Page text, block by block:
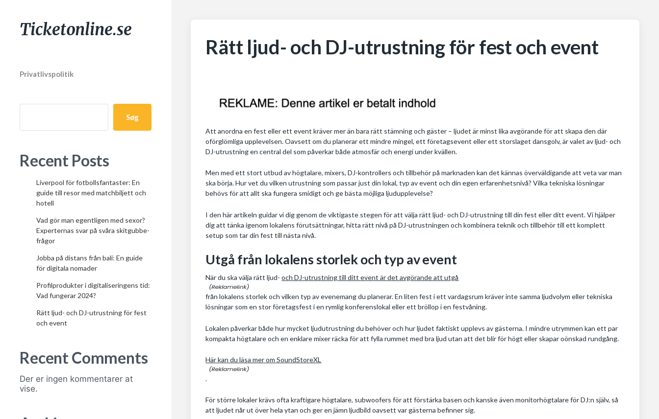
Ticketonline.se
Privatlivspolitik
Søg
Recent Posts
Liverpool för fotbollsfantaster: En
guide till resor med matchbiljett och
hotell
Vad gör man egentligen med sexor?
Experternas svar på svåra skitgubbe-
frågor
Jobba på distans från bali: En guide
för digitala nomader
Profilprodukter i digitaliseringens tid:
Vad fungerar 2024?
Rätt ljud- och DJ-utrustning för fest
och event
Recent Comments
Der er ingen kommentarer at
vise.
Rätt ljud- och DJ-utrustning för fest och event
Att anordna en fest eller ett event kräver mer än bara rätt stämning och gäster – ljudet är minst lika avgörande för att skapa den där
oförglömliga upplevelsen. Oavsett om du planerar ett mindre mingel, ett företagsevent eller ett storslaget dansgolv, är valet av ljud- och
DJ-utrustning en central del som påverkar både atmosfär och energi under kvällen.
Men med ett stort utbud av högtalare, mixers, DJ-kontrollers och tillbehör på marknaden kan det kännas överväldigande att veta var man
ska börja. Hur vet du vilken utrustning som passar just din lokal, typ av event och din egen erfarenhetsnivå? Vilka tekniska lösningar
behövs för att allt ska fungera smidigt och ge bästa möjliga ljudupplevelse?
I den här artikeln guidar vi dig genom de viktigaste stegen för att välja rätt ljud- och DJ-utrustning till din fest eller ditt event. Vi hjälper
dig att tänka igenom lokalens förutsättningar, hitta rätt nivå på DJ-utrustningen och kombinera teknik och tillbehör till ett komplett
setup som tar din fest till nästa nivå.
Utgå från lokalens storlek och typ av event
När du ska välja rätt ljud-och DJ-utrustning till ditt event är det avgörande att utgå
från lokalens storlek och vilken typ av evenemang du planerar. En liten fest i ett vardagsrum kräver inte samma ljudvolym eller tekniska
lösningar som en stor företagsfest i en rymlig konferenslokal eller ett bröllop i en festvåning.
Lokalen påverkar både hur mycket ljudutrustning du behöver och hur ljudet faktiskt upplevs av gästerna. I mindre utrymmen kan ett par
kompakta högtalare och en enklare mixer räcka för att fylla rummet med bra ljud utan att det blir för högt eller skapar oönskad rundgång.
Här kan du läsa mer om SoundStoreXL
.
För större lokaler krävs ofta kraftigare högtalare, subwoofers för att förstärka basen och kanske även monitorhögtalare för DJ:n själv, så
att ljudet når ut över hela ytan och ger en jämn ljudbild oavsett var gästerna befinner sig.